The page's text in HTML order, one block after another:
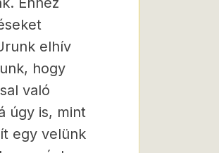
elhív
hogy
való
úgy is, mint
egy velünk